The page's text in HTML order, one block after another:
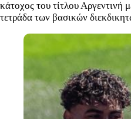
κάτοχος του τίτλου Αργεντινή
τετράδα των βασικών